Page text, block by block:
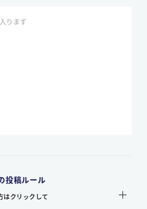
投稿ルール
はクリックして